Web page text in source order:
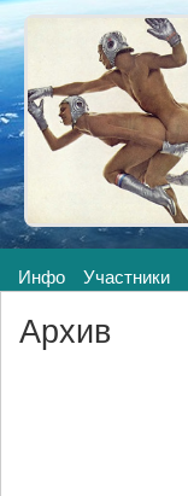
Инфо Участники
Архив